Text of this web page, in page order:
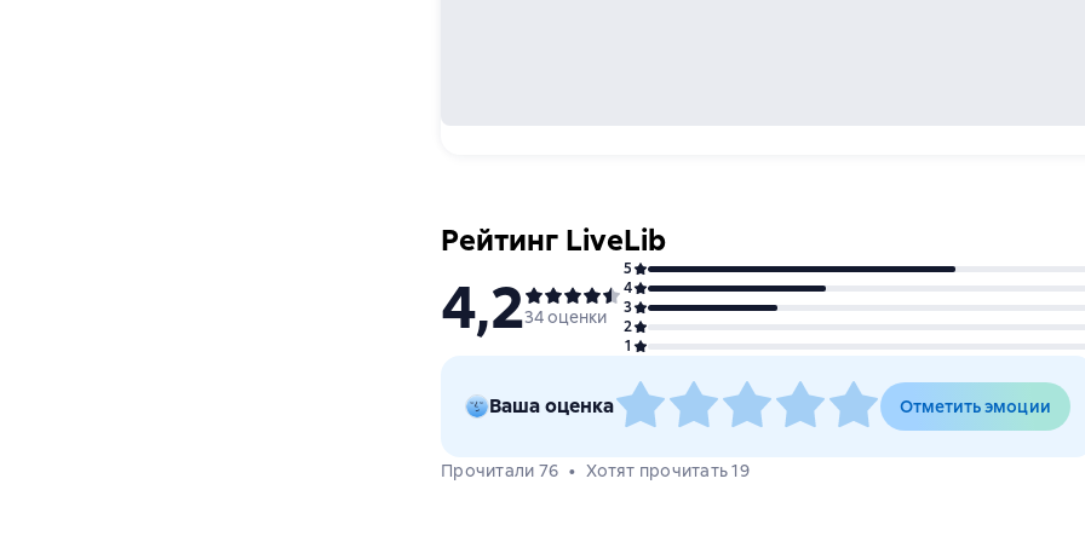
Рейтинг LiveLib
4,234 оценки
5
4
3
2
1
Ваша оценка Отметить эмоции
Прочитали 76 Хотят прочитать 19